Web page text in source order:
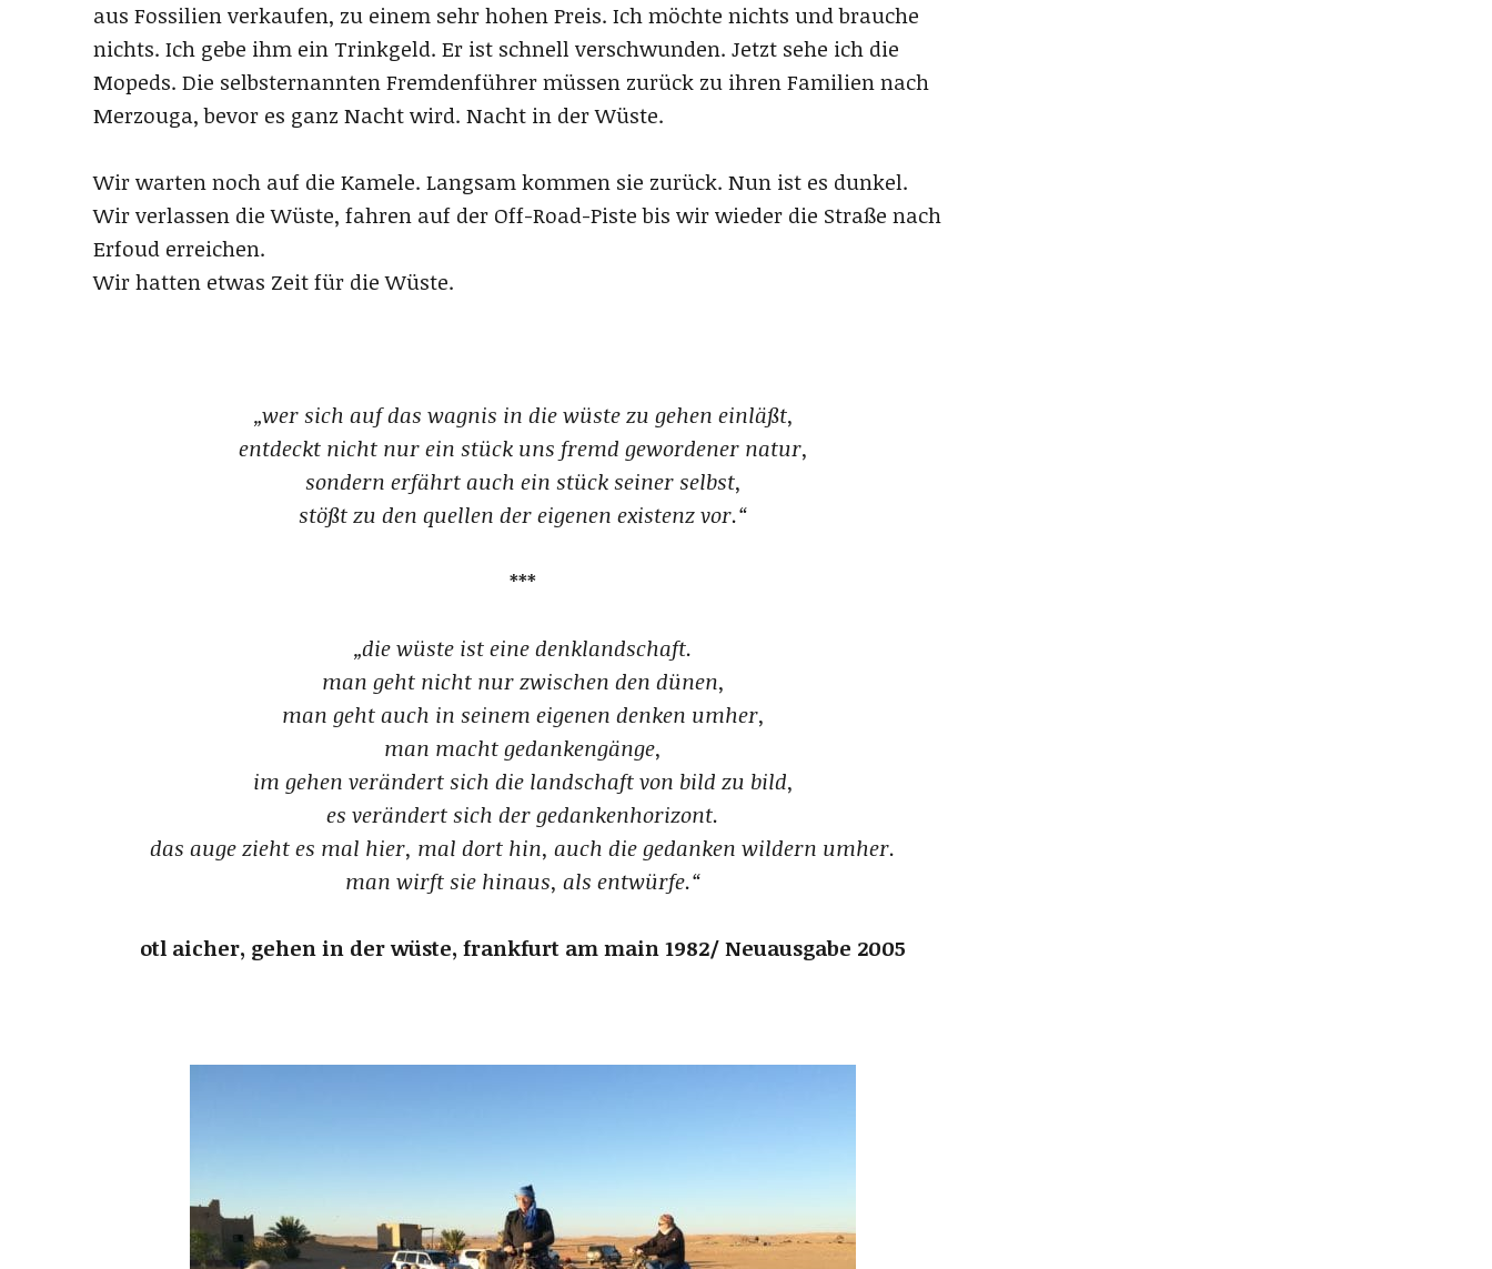
aus Fossilien verkaufen, zu einem sehr hohen Preis. Ich möchte nichts und brauche
nichts. Ich gebe ihm ein Trinkgeld. Er ist schnell verschwunden. Jetzt sehe ich die
Mopeds. Die selbsternannten Fremdenführer müssen zurück zu ihren Familien nach
Merzouga, bevor es ganz Nacht wird. Nacht in der Wüste.
Wir warten noch auf die Kamele. Langsam kommen sie zurück. Nun ist es dunkel.
Wir verlassen die Wüste, fahren auf der Off-Road-Piste bis wir wieder die Straße nach
Erfoud erreichen.
Wir hatten etwas Zeit für die Wüste.
„wer sich auf das wagnis in die wüste zu gehen einläßt,
entdeckt nicht nur ein stück uns fremd gewordener natur,
sondern erfährt auch ein stück seiner selbst,
stößt zu den quellen der eigenen existenz vor.“
***
„die wüste ist eine denklandschaft.
man geht nicht nur zwischen den dünen,
man geht auch in seinem eigenen denken umher,
man macht gedankengänge,
im gehen verändert sich die landschaft von bild zu bild,
es verändert sich der gedankenhorizont.
das auge zieht es mal hier, mal dort hin, auch die gedanken wildern umher.
man wirft sie hinaus, als entwürfe.“
otl aicher, gehen in der wüste, frankfurt am main 1982/ Neuausgabe 2005